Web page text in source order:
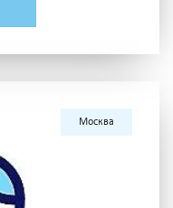
Москва